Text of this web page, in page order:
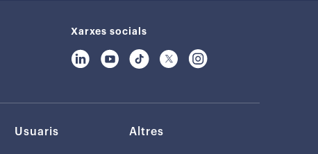
Xarxes socials
Usuaris Altres